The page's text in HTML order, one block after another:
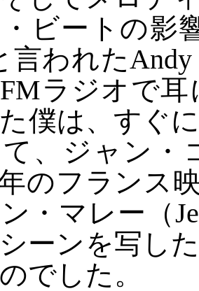
ビートの影
言われた
ラジオで
僕は、すぐ
、ジャン・
のフランス
・マレー（
ーンを写し
でした。